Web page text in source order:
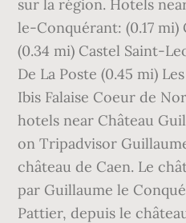
sur la région. Hotels
le-Conquérant: (0.17 mi)
(0.34 mi) Castel Saint-
De La Poste (0.45 mi)
Ibis Falaise Coeur de
hotels near Château
on Tripadvisor
château de Caen. Le
par Guillaume le
Pattier, depuis le